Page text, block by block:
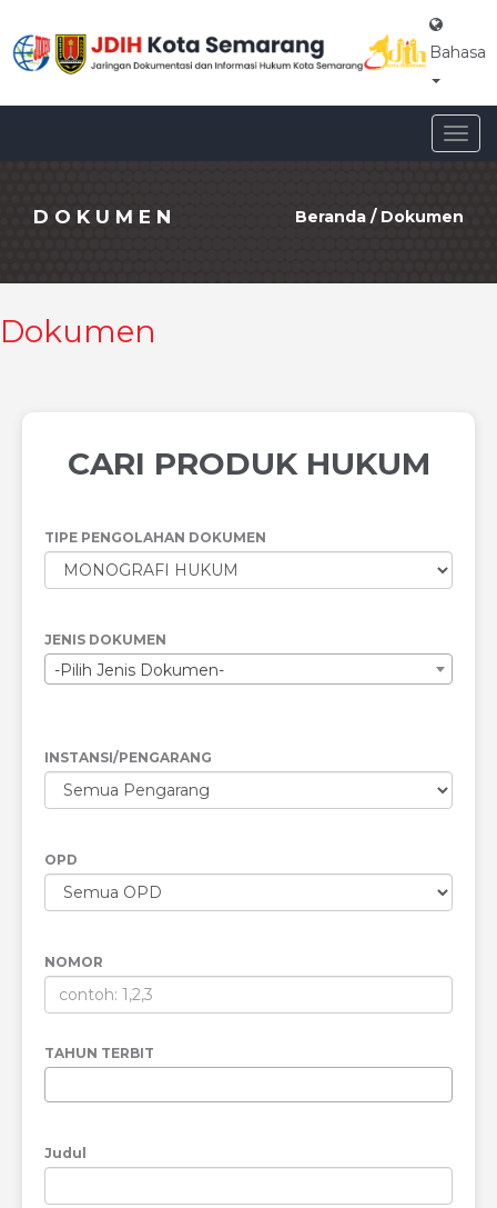
Bahasa
DOKUMEN Beranda / Dokumen
Dokumen
CARI PRODUK HUKUM
TIPE PENGOLAHAN DOKUMEN
JENIS DOKUMEN
-Pilih Jenis Dokumen-
INSTANSI/PENGARANG
OPD
NOMOR
TAHUN TERBIT
Judul